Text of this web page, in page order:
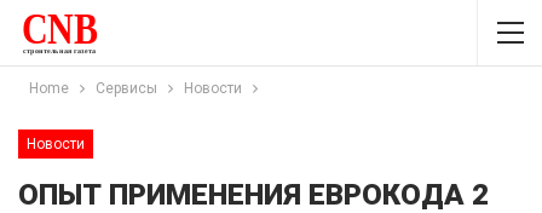
Home Сервисы Новости
Новости
ОПЫТ ПРИМЕНЕНИЯ ЕВРОКОДА 2